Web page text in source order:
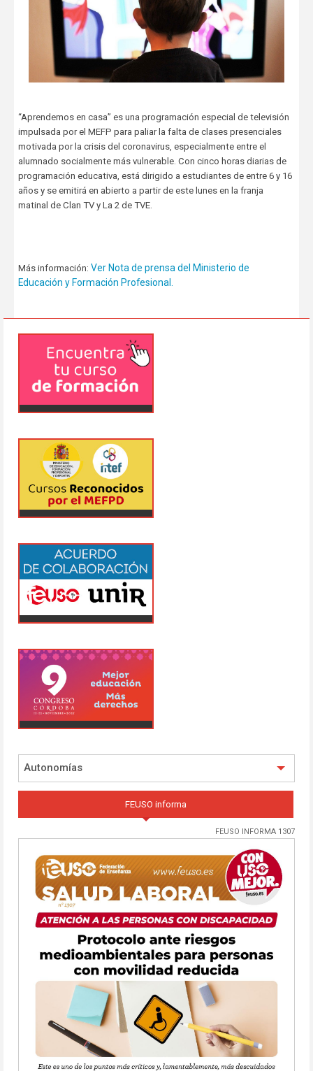
“Aprendemos en casa” es una programación especial de televisión
impulsada por el MEFP para paliar la falta de clases presenciales
motivada por la crisis del coronavirus, especialmente entre el
alumnado socialmente más vulnerable. Con cinco horas diarias de
programación educativa, está dirigido a estudiantes de entre 6 y 16
años y se emitirá en abierto a partir de este lunes en la franja
matinal de Clan TV y La 2 de TVE.
Más información: Ver Nota de prensa del Ministerio de
Educación y Formación Profesional.
Autonomías
FEUSO informa
FEUSO INFORMA 1307